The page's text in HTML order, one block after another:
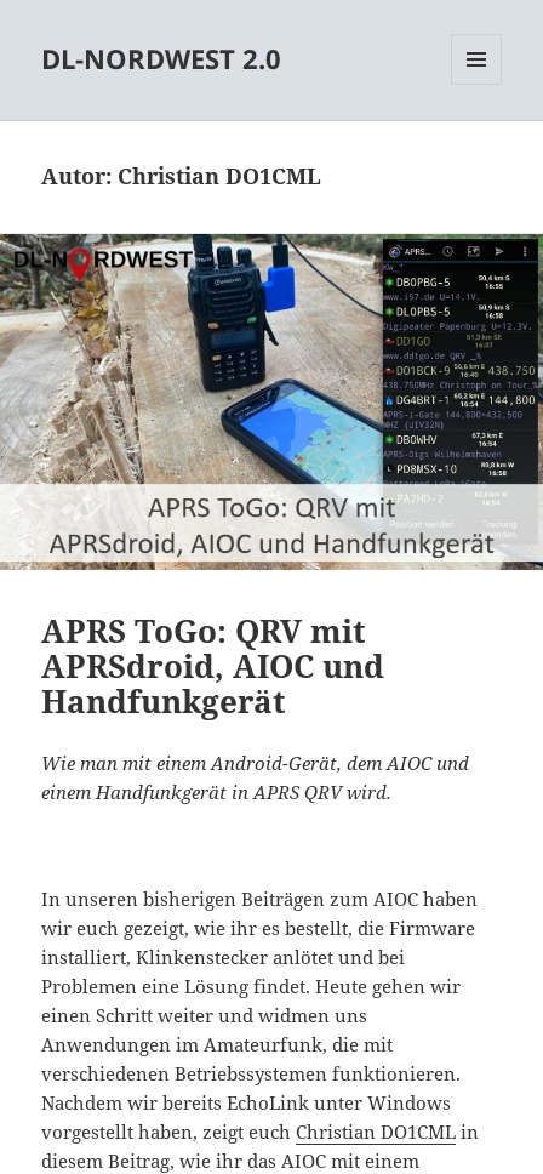
DL-NORDWEST 2.0
Autor: Christian DO1CML
APRS ToGo: QRV mit
APRSdroid, AIOC und
Handfunkgerät
Wie man mit einem Android-Gerät, dem AIOC und
einem Handfunkgerät in APRS QRV wird.
In unseren bisherigen Beiträgen zum AIOC haben
wir euch gezeigt, wie ihr es bestellt, die Firmware
installiert, Klinkenstecker anlötet und bei
Problemen eine Lösung findet. Heute gehen wir
einen Schritt weiter und widmen uns
Anwendungen im Amateurfunk, die mit
verschiedenen Betriebssystemen funktionieren.
Nachdem wir bereits EchoLink unter Windows
vorgestellt haben, zeigt euchChristian DO1CML in
diesem Beitrag, wie ihr das AIOC mit einem